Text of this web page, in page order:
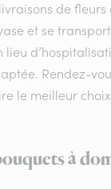
de
et se
Rendez-
le meilleur
à